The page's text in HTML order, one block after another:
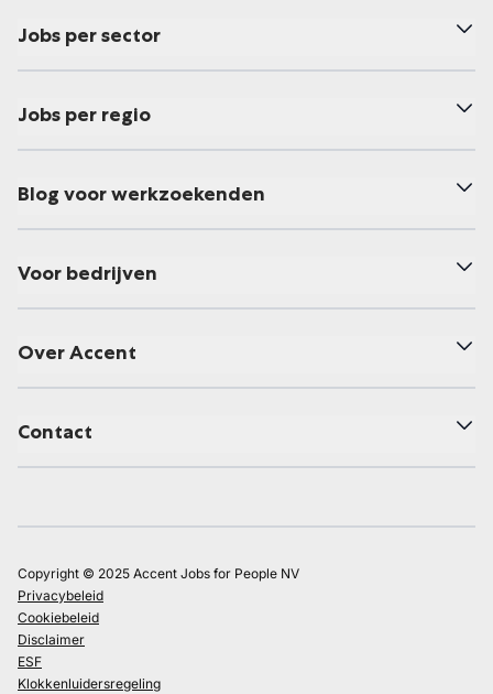
Jobs per sector
Jobs per regio
Blog voor werkzoekenden
Voor bedrijven
Over Accent
Contact
Copyright © 2025 Accent Jobs for People NV
Privacybeleid
Cookiebeleid
Disclaimer
ESF
Klokkenluidersregeling